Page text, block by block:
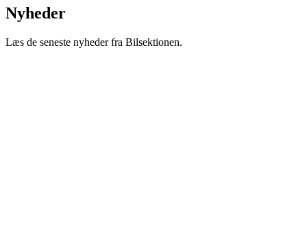
Nyheder
Læs de seneste nyheder fra Bilsektionen.